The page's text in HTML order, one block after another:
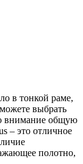
в тонкой раме,
выбрать
внимание общую
– это отличное
полотно,